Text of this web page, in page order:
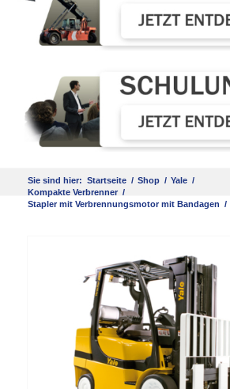
Sie sind hier: Startseite / Shop / Yale /
Kompakte Verbrenner /
Stapler mit Verbrennungsmotor mit Bandagen /